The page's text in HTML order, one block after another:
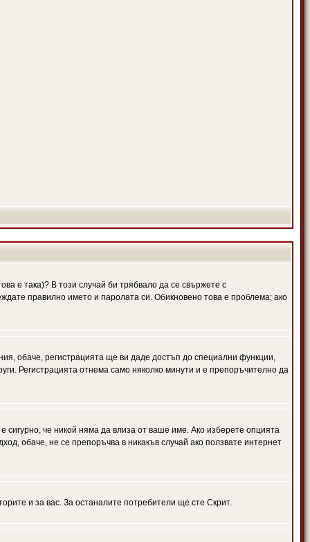
е така)? В този случай би трябвало да се свържете с
правилно името и паролата си. Обикновено това е проблема; ако
обаче, регистрацията ще ви даде достъп до специални функции,
Регистрацията отнема само няколко минути и е препоръчително да
сигурно, че никой няма да влиза от ваше име. Ако изберете опцията
обаче, не се препоръчва в никакъв случай ако ползвате интернет
и за вас. За останалите потребители ще сте Скрит.